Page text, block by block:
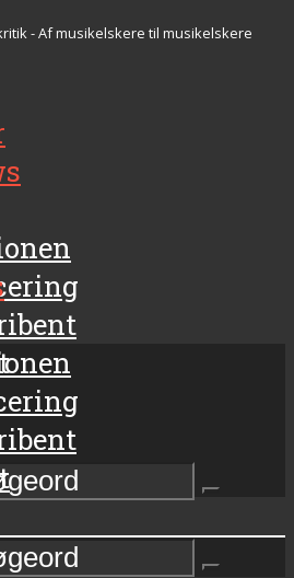
- Af musikelskere til musikelskere